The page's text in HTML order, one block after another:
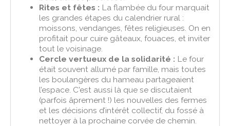
Rites et fêtes : La flambée du four marquait
les grandes étapes du calendrier rural :
moissons, vendanges, fêtes religieuses. On en
profitait pour cuire gâteaux, fouaces, et inviter
tout le voisinage.
Cercle vertueux de la solidarité : Le four
était souvent allumé par famille, mais toutes
les boulangères du hameau partageaient
l’espace. C'est aussi là que se discutaient
(parfois âprement !) les nouvelles des fermes
et les décisions d’intérêt collectif, du fossé à
nettoyer à la prochaine corvée de chemin.